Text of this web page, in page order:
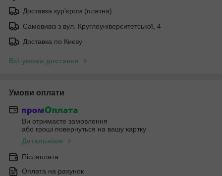
Доставка кур'єром (платна)
Самовивіз з вул. Круглоуніверситетської, 4
Доставка по Києву
Всі умови доставки
Умови оплати
Ви отримаєте замовлення
або гроші повернуться на вашу картку
Детальніше
Післяплата
Оплата на рахунок